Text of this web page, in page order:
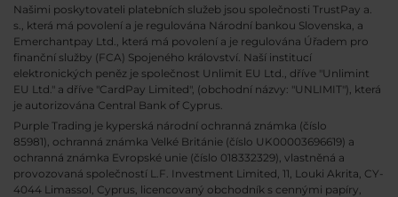
Našimi poskytovateli platebních služeb jsou společnosti TrustPay a.
s., která má povolení a je regulována Národní bankou Slovenska, a
Emerchantpay Ltd., která má povolení a je regulována Úřadem pro
finanční služby (FCA) Spojeného království. Naší institucí
elektronických peněz je společnost Unlimit EU Ltd., dříve "Unlimint
EU Ltd." a dříve "CardPay Limited", (obchodní názvy: "UNLIMIT"), která
je autorizována Central Bank of Cyprus.
Purple Trading je kyperská národní ochranná známka (číslo
85981), ochranná známka Velké Británie (číslo UK00003696619) a
ochranná známka Evropské unie (číslo 018332329), vlastněná a
provozovaná společností L.F. Investment Limited, 11, Louki Akrita, CY-
4044 Limassol, Cyprus, licencovaný obchodník s cennými papíry,